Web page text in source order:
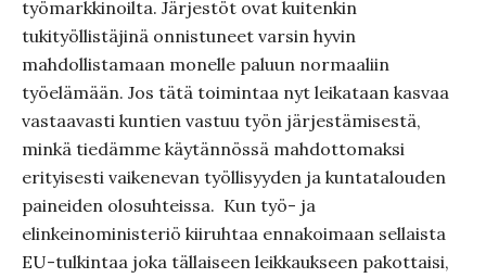
työmarkkinoilta. Järjestöt ovat kuitenkin
tukityöllistäjinä onnistuneet varsin hyvin
mahdollistamaan monelle paluun normaaliin
työelämään. Jos tätä toimintaa nyt leikataan kasvaa
vastaavasti kuntien vastuu työn järjestämisestä,
minkä tiedämme käytännössä mahdottomaksi
erityisesti vaikenevan työllisyyden ja kuntatalouden
paineiden olosuhteissa. Kun työ- ja
elinkeinoministeriö kiiruhtaa ennakoimaan sellaista
EU-tulkintaa joka tällaiseen leikkaukseen pakottaisi,